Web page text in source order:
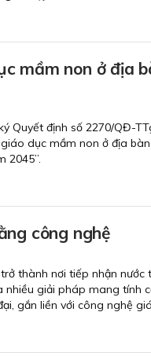
mầm non ở địa
Quyết định số 2270/QĐ-
dục mầm non ở địa
2045”.
công nghệ
thành nơi tiếp nhận nước
giải pháp mang tính
gắn liền với công nghệ